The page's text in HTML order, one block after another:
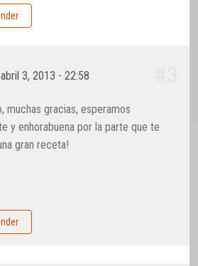
abril 3, 2013 - 22:58
muchas gracias, esperamos
y enhorabuena por la parte que te
gran receta!